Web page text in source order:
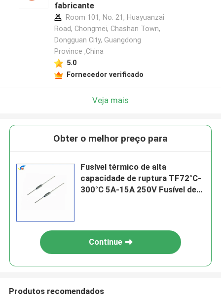
fabricante
Room 101, No. 21, Huayuanzai
Road, Chongmei, Chashan Town,
Dongguan City, Guangdong
Province ,China
5.0
Fornecedor verificado
Veja mais
Obter o melhor preço para
Fusível térmico de alta
capacidade de ruptura TF72°C-
300°C 5A-15A 250V Fusível de
Continue
Produtos recomendados